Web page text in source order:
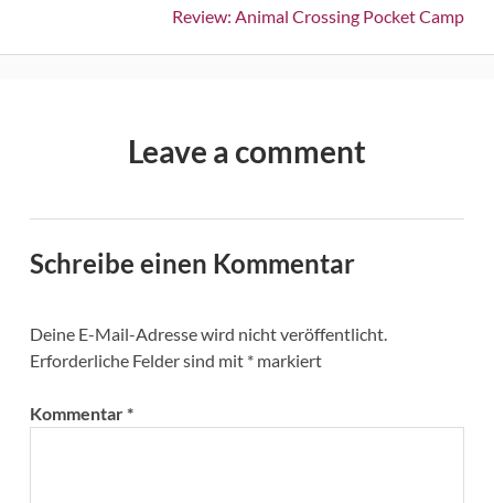
Next:
Review: Animal Crossing Pocket Camp
Leave a comment
Schreibe einen Kommentar
Deine E-Mail-Adresse wird nicht veröffentlicht.
Erforderliche Felder sind mit *markiert
Kommentar*